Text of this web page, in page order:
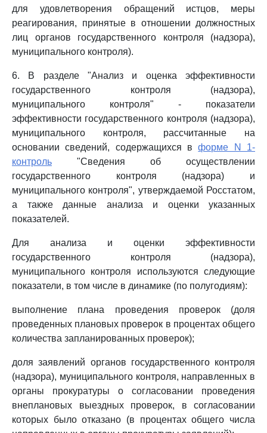
для удовлетворения обращений истцов, меры
реагирования, принятые в отношении должностных
лиц органов государственного контроля (надзора),
муниципального контроля).
6. В разделе "Анализ и оценка эффективности
государственного контроля (надзора),
муниципального контроля" - показатели
эффективности государственного контроля (надзора),
муниципального контроля, рассчитанные на
основании сведений, содержащихся вформе N 1-
контроль "Сведения об осуществлении
государственного контроля (надзора) и
муниципального контроля", утверждаемой Росстатом,
а также данные анализа и оценки указанных
показателей.
Для анализа и оценки эффективности
государственного контроля (надзора),
муниципального контроля используются следующие
показатели, в том числе в динамике (по полугодиям):
выполнение плана проведения проверок (доля
проведенных плановых проверок в процентах общего
количества запланированных проверок);
доля заявлений органов государственного контроля
(надзора), муниципального контроля, направленных в
органы прокуратуры о согласовании проведения
внеплановых выездных проверок, в согласовании
которых было отказано (в процентах общего числа